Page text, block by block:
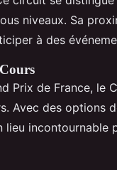
niveaux. Sa
à des
Prix de France, le
Avec des options
lieu